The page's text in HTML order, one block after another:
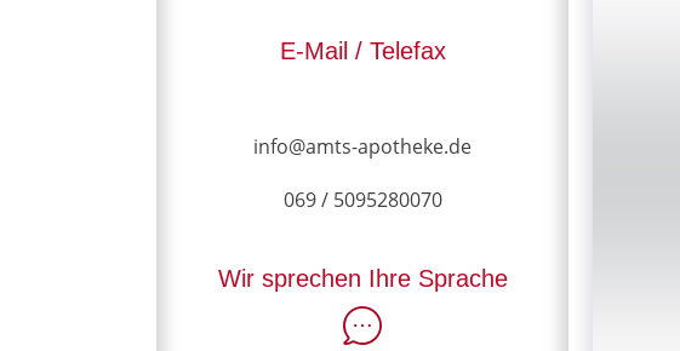
E-Mail / Telefax
info@amts-apotheke.de
069 / 5095280070
Wir sprechen Ihre Sprache